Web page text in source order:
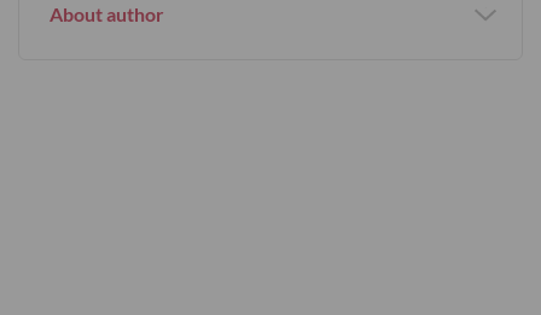
About author